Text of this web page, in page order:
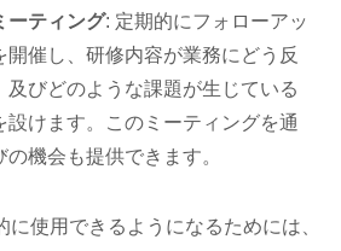
ーティング: 定期的にフォローアッ
開催し、研修内容が業務にどう反
及びどのような課題が生じている
設けます。このミーティングを通
機会も提供できます。
使用できるようになるためには、